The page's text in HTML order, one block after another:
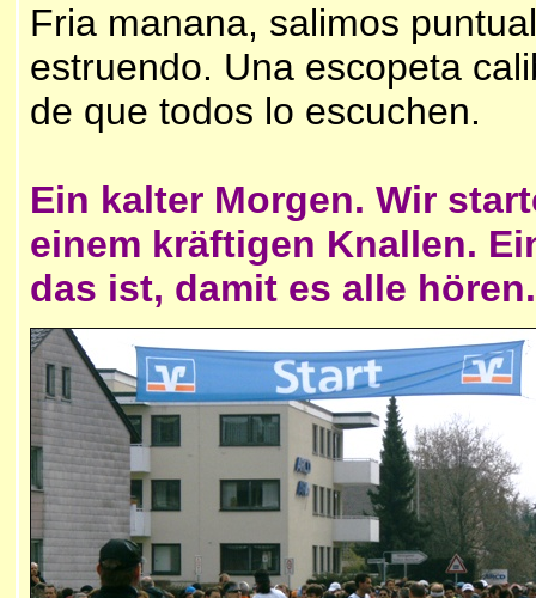
Fria manana, salimos
estruendo. Una escopeta
de que todos lo escuchen.
Ein kalter Morgen. Wir
einem kräftigen Knallen.
das ist, damit es alle hören.